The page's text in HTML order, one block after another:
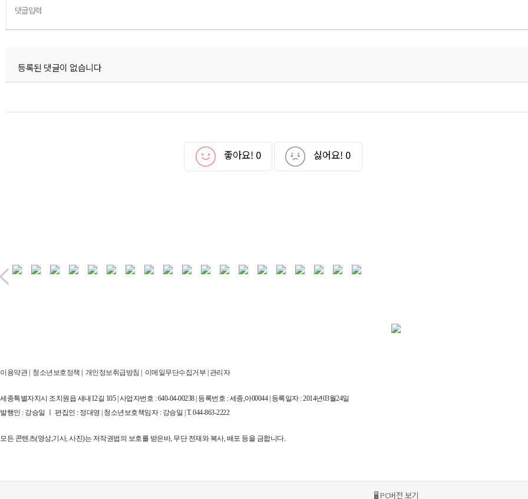
댓글입력
등록된 댓글이 없습니다
좋아요! 0 싫어요! 0
이용약관| 청소년보호정책 | 개인정보취급방침 | 이메일무단수집거부 | 관리자
세종특별자치시 조치원읍 새내12길 105 | 사업자번호 : 640-04-00238 | 등록번호 : 세종,아00044 | 등록일자 : 2014년03월24일
발행인 : 강승일 ㅣ 편집인 : 정대영 | 청소년보호책임자 : 강승일 | T. 044-863-2222
모든 콘텐츠(영상,기사, 사진)는 저작권법의 보호를 받은바, 무단 전재와 복사, 배포 등을 금합니다.
🖥 PC버전 보기